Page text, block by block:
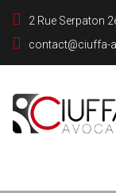
2 Rue Serpaton
contact@ciuffa-